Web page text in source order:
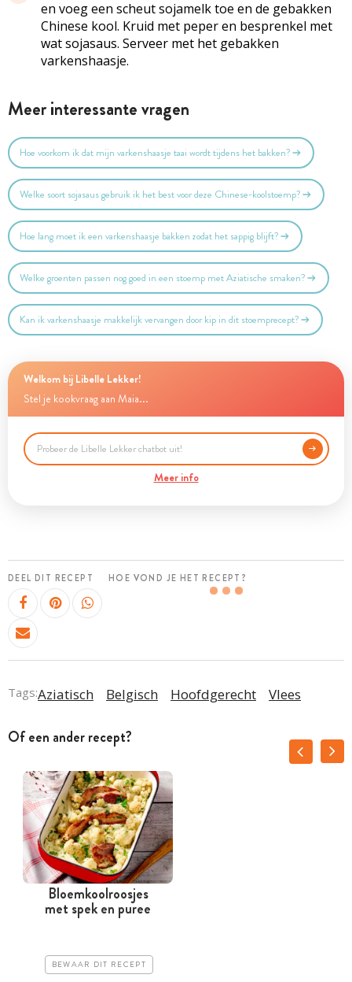
en voeg een scheut sojamelk toe en de gebakken
Chinese kool. Kruid met peper en besprenkel met
wat sojasaus. Serveer met het gebakken
varkenshaasje.
Meer interessante vragen
Hoe voorkom ik dat mijn varkenshaasje taai wordt tijdens het bakken?
Welke soort sojasaus gebruik ik het best voor deze Chinese-koolstoemp?
Hoe lang moet ik een varkenshaasje bakken zodat het sappig blijft?
Welke groenten passen nog goed in een stoemp met Aziatische smaken?
Kan ik varkenshaasje makkelijk vervangen door kip in dit stoemprecept?
Welkom bij Libelle Lekker!
Stel je kookvraag aan Maia...
Meer info
DEEL DIT RECEPT HOE VOND JE HET RECEPT?
Tags:Aziatisch Belgisch Hoofdgerecht Vlees
Of een ander recept?
Bloemkoolroosjes
met spek en puree
BEWAAR DIT RECEPT